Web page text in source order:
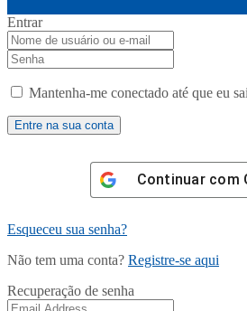
Entrar
Mantenha-me conectado até que eu
Continuar com
Esqueceu sua senha?
Não tem uma conta? Registre-se aqui
Recuperação de senha